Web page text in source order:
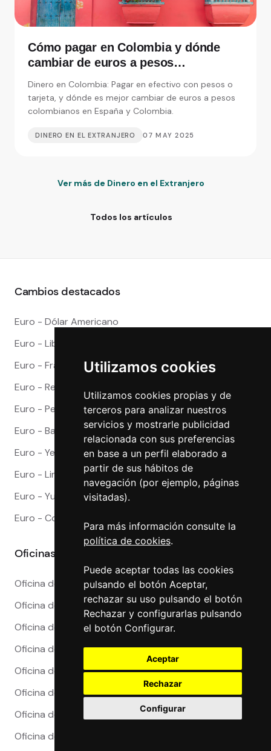
Utilizamos cookies
Utilizamos cookies propias y de
terceros para analizar nuestros
servicios y mostrarle publicidad
relacionada con sus preferencias
en base a un perfil elaborado a
partir de sus hábitos de
navegación (por ejemplo, páginas
visitadas).
Para más información consulte la
política de cookies.
Puede aceptar todas las cookies
pulsando el botón Aceptar,
rechazar su uso pulsando el botón
Rechazar y configurarlas pulsando
el botón Configurar.
Aceptar
Rechazar
Configurar
Cómo pagar en Colombia y dónde
cambiar de euros a pesos
colombianos en España
Dinero en Colombia: Pagar en efectivo con pesos o
tarjeta, y dónde es mejor cambiar de euros a pesos
colombianos en España y Colombia.
DINERO EN EL EXTRANJERO 07 MAY 2025
Ver más de Dinero en el Extranjero
Todos los artículos
Cambios destacados
Euro - Dólar Americano
Euro - Libra Esterlina
Euro - Franco Suizo
Euro - Real Brasileño
Euro - Peso Mexicano
Euro - Baht Tailandes
Euro - Yen Japones
Euro - Lira Turca
Euro - Yuan Chino
Euro - Corona Danesa
Oficinas
Oficina de Cambio en Alicante
Oficina de Cambio en Barcelona
Oficina de Cambio en Córdoba
Oficina de Cambio en Granada
Oficina de Cambio en Madrid
Oficina de Cambio en Málaga
Oficina de Cambio en Marbella
Oficina de Cambio en Sevilla